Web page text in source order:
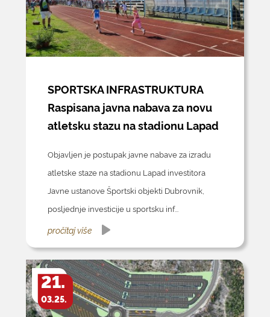
SPORTSKA INFRASTRUKTURA
Raspisana javna nabava za novu
atletsku stazu na stadionu Lapad
Objavljen je postupak javne nabave za izradu
atletske staze na stadionu Lapad investitora
Javne ustanove Športski objekti Dubrovnik,
posljednje investicije u sportsku inf...
pročitaj više
21.
03.25.